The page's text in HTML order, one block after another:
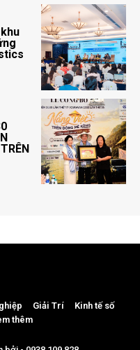
Giải Trí
Kinh tế số
thêm